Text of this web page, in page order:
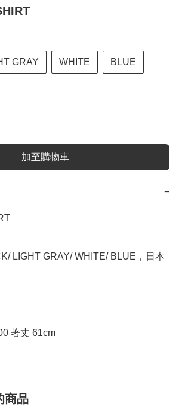
GRAY WHITE BLUE
加至購物車
−
LIGHT GRAY/ WHITE/ BLUE，日本
著丈 61cm
商品